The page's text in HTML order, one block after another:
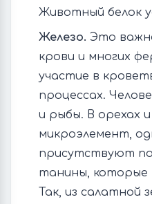
Животный белок
Железо. Это
крови и многих
участие в
процессах.
и рыбы. В орехах
микроэлемент,
присутствуют
танины, которые
Так, из салатной